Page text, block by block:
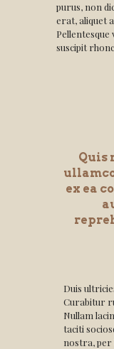
purus, non
erat, aliquet
Pellentesque
suscipit
Quis
ex ea
Duis
Curabitur
Nullam
taciti
nostra, per